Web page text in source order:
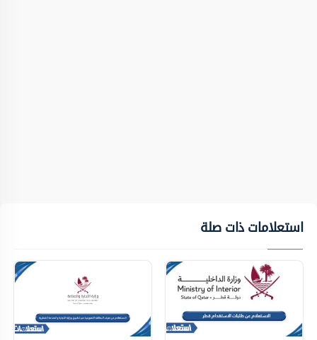
استعلامات ذات صلة